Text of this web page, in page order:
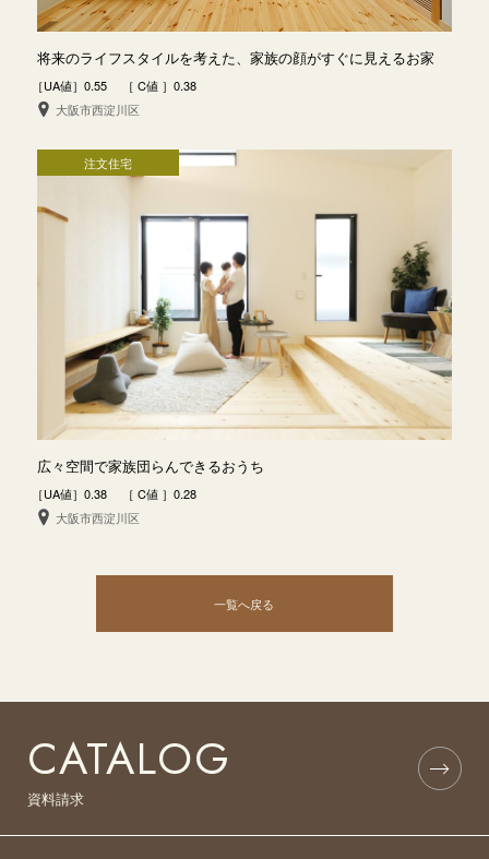
将来のライフスタイルを考えた、家族の顔がすぐに見えるお家
［UA値］0.55 ［ C値 ］0.38
大阪市西淀川区
注文住宅
広々空間で家族団らんできるおうち
［UA値］0.38 ［ C値 ］0.28
大阪市西淀川区
一覧へ戻る
CATALOG
資料請求